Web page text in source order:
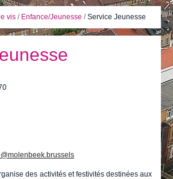
RDV
vis / Enfance/Jeunesse /Service Jeunesse
des activités et festivités destinées aux